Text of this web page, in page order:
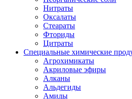
Нитраты
Оксалаты
Стеараты
Фториды
Цитраты
Специальные химические
Агрохимикаты
Акриловые эфиры
Алканы
Альдегиды
Амиды